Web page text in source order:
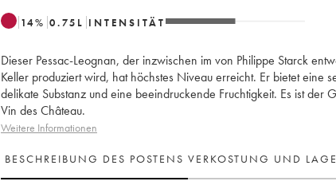
14% 0.75 L INTENSITÄT
Dieser Pessac-Leognan, der inzwischen im von Philippe Starck
Keller produziert wird, hat höchstes Niveau erreicht. Er bietet eine
delikate Substanz und eine beeindruckende Fruchtigkeit. Es ist der
Vin des Château.
Weitere Informationen
BESCHREIBUNG DES POSTENS VERKOSTUNG UND